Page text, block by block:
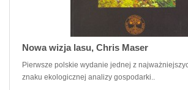
Nowa wizja lasu, Chris Maser
Pierwsze polskie wydanie jednej z
znaku ekologicznej analizy gospodarki..